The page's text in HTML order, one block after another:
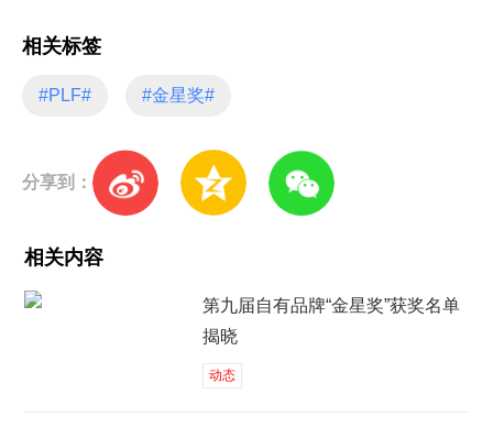
相关标签
#PLF# #金星奖#
分享到：
相关内容
第九届自有品牌“金星奖”获奖名单
揭晓
动态